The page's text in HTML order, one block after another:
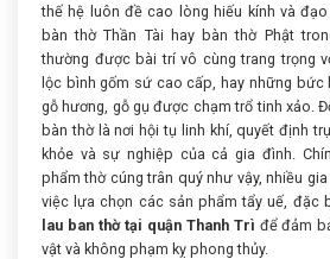
thế hệ luôn đề cao lòng hiếu kính và đạo
bàn thờ Thần Tài hay bàn thờ Phật
thường được bài trí vô cùng trang trọng
lộc bình gốm sứ cao cấp, hay những bức
gỗ hương, gỗ gụ được chạm trổ tinh xảo.
bàn thờ là nơi hội tụ linh khí, quyết định
khỏe và sự nghiệp của cả gia đình.
phẩm thờ cúng trân quý như vậy, nhiều
việc lựa chọn các sản phẩm tẩy uế, đặc
lau ban thờ tại quận Thanh Trì để đảm
vật và không phạm kỵ phong thủy.